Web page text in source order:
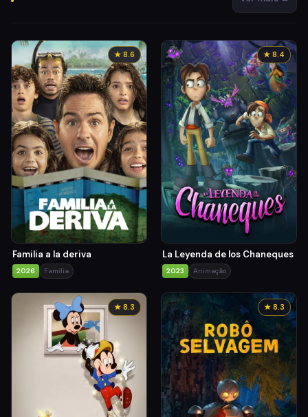
★ 8.6
Familia a la deriva
2026 Família
★ 8.4
La Leyenda de los Chaneques
2023 Animação
★ 8.3 ★ 8.3